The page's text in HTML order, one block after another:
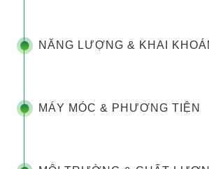
NĂNG LƯỢNG & KHAI
MÁY MÓC & PHƯƠNG TIỆN